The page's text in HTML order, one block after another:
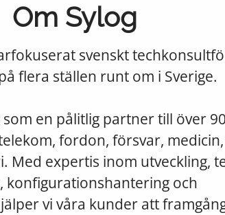
Om Sylog
svenskt
flera ställen runt om i Sverige.
en pålitlig partner till över
fordon, försvar,
Med expertis inom utveckling,
konfigurationshantering och
vi våra kunder att